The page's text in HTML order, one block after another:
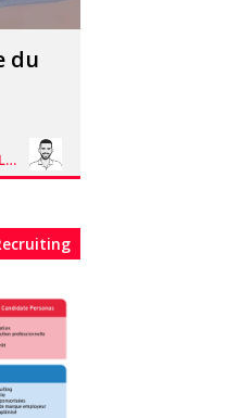
du
Nassim Lhacheq